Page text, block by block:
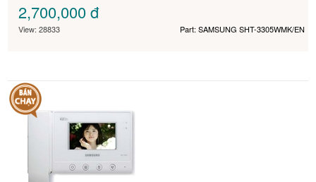
2,700,000đ
View: 28833 Part: SAMSUNG SHT-3305WMK/EN